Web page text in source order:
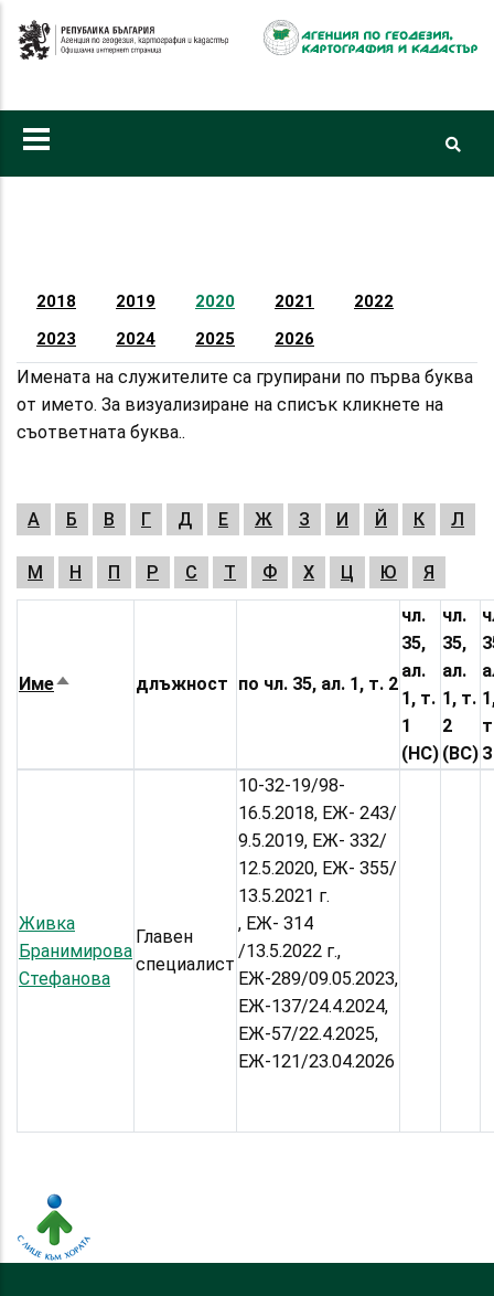
към
2018 2019 2020 2021
2022
2023
2024 2025 2026
Имената на служителите са групирани по първа буква
от името. За визуализиране на списък кликнете на
съответната буква..
А Б В Г Д Е Ж З И Й К Л
М Н П Р С Т Ф Х Ц Ю Я
ИмеSort
длъжност по чл. 35, ал. 1, т. 2
чл.
35,
ал.
1, т.
1
(НС)
чл.
35,
ал.
1, т.
2
(ВС) 3
Живка
Бранимирова
Стефанова
Главен
специалист
10-32-19/98-
16.5.2018, ЕЖ- 243/
9.5.2019, ЕЖ- 332/
12.5.2020, ЕЖ- 355/
13.5.2021 г.
, ЕЖ- 314
/13.5.2022 г.,
ЕЖ-289/09.05.2023,
ЕЖ-137/24.4.2024,
ЕЖ-57/22.4.2025,
ЕЖ-121/23.04.2026